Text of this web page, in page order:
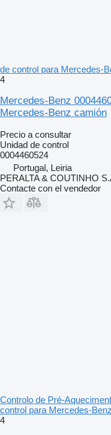
de control para Mercedes-
4
Mercedes-Benz
Mercedes-Benz camión
Precio a consultar
Unidad de control
0004460524
Portugal, Leiria
PERALTA & COUTINHO
Contacte con el vendedor
Controlo de Pré-
control para Mercedes-
4